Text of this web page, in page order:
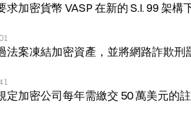
求加密貨幣 VASP 在新的 S.I. 99 架
法案凍結加密資產，並將網路詐欺刑
定加密公司每年需繳交 50 萬美元的